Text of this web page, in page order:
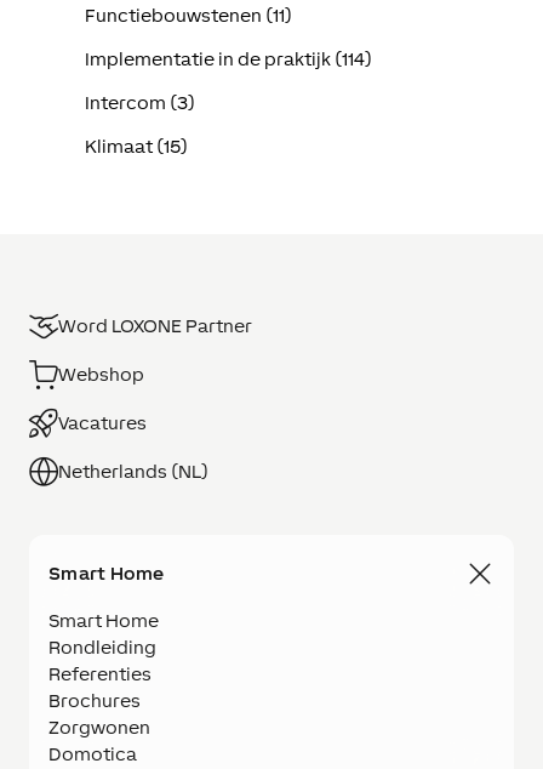
Functiebouwstenen (11)
Implementatie in de praktijk (114)
Intercom (3)
Klimaat (15)
Word LOXONE Partner
Webshop
Vacatures
Netherlands (NL)
Smart Home
Smart Home
Rondleiding
Referenties
Brochures
Zorgwonen
Domotica